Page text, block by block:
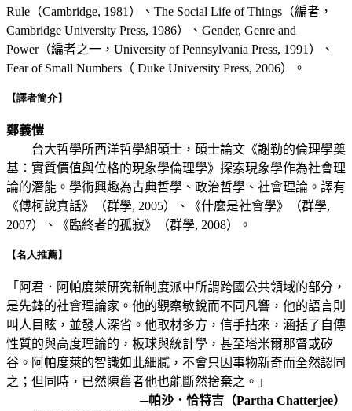
Rule（Cambridge, 1981）、The Social Life of Things（編者，
Cambridge University Press, 1986）、Gender, Genre and
Power（編者之一，University of Pennsylvania Press, 1991）、
Fear of Small Numbers（ Duke University Press, 2006）。
【譯者簡介】
鄭義愷
台大哲學所西洋哲學組碩士，碩士論文《謝勒的倫理學奠
基：實質價值與位格的現象學倫理學》探索現象學作為社會理
論的潛能。學術興趣為古典哲學、政治哲學、社會理論。譯有
《傅柯說真話》（群學, 2005）、《什麼是社會學》（群學,
2007）、《臨終者的孤寂》（群學, 2008）。
【名人推薦】
「阿君．阿帕度萊研究新制度派中所謂跨國公共領域的部分，
是先鋒的社會理論家。他的觀察敏銳而不同凡響，他的語言則
叫人目眩，並發人深省。他取材多方，信手拈來，涵括了自傳
性質的與高度理論的，板球與統計學，甚至塔米爾那督或矽
谷。阿帕度萊的智識如此細膩，不會只因事物新奇而全然認同
之；但同時，已然陳舊者他也能斷然捨棄之。」
─帕沙．恰特吉（Partha Chatterjee）